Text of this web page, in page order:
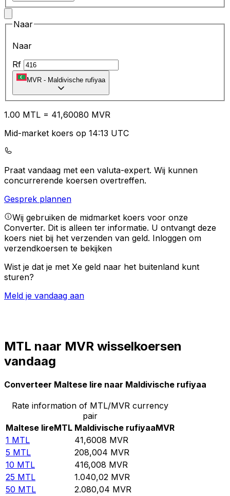
Naar
Naar
Rf
MVR - Maldivische rufiyaa
1.00 MTL = 41,60080 MVR
Mid-market koers op 14:13 UTC
Praat vandaag met een valuta-expert. Wij kunnen
concurrerende koersen overtreffen.
Gesprek plannen
Wij gebruiken de midmarket koers voor onze
Converter. Dit is alleen ter informatie. U ontvangt deze
koers niet bij het verzenden van geld. Inloggen om
verzendkoersen te bekijken
Wist je dat je met Xe geld naar het buitenland kunt
sturen?
Meld je vandaag aan
MTL naar MVR wisselkoersen
vandaag
Converteer Maltese lire naar Maldivische rufiyaa
Rate information of MTL/MVR currency
pair
Maltese lireMTL Maldivische rufiyaaMVR
1 MTL 41,6008 MVR
5 MTL 208,004 MVR
10 MTL 416,008 MVR
25 MTL 1.040,02 MVR
50 MTL 2.080,04 MVR